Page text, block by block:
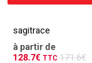
sagitrace
à partir de
128.7€ TTC 171.6€